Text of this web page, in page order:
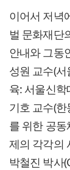
이어서 저녁
벌 문화재단
안내와 그동
성원 교수(서
육: 서울신학
기호 교수(한
를 위한 공동
제의 각각의
박철진 박사